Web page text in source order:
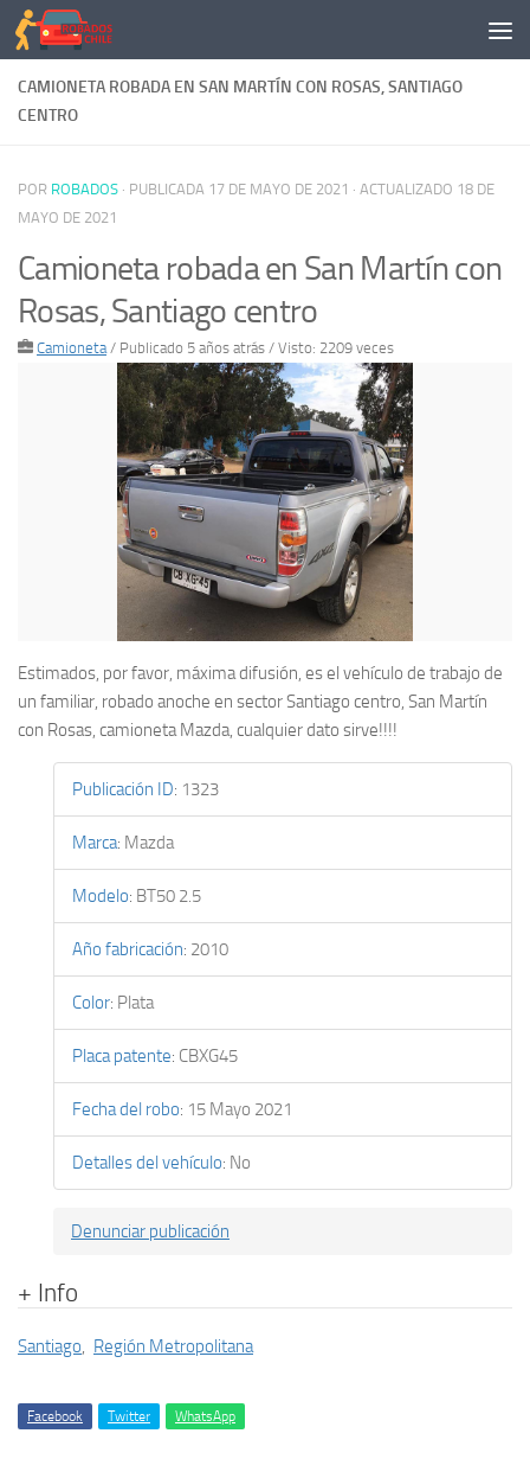
Saltar al contenido
CAMIONETA ROBADA EN SAN MARTÍN CON ROSAS, SANTIAGO
CENTRO
POR ROBADOS · PUBLICADA 17 DE MAYO DE 2021 · ACTUALIZADO 18 DE
MAYO DE 2021
Camioneta robada en San Martín con
Rosas, Santiago centro
Camioneta/ Publicado 5 años atrás / Visto: 2209 veces
Estimados, por favor, máxima difusión, es el vehículo de trabajo de
un familiar, robado anoche en sector Santiago centro, San Martín
con Rosas, camioneta Mazda, cualquier dato sirve!!!!
Publicación ID: 1323
Marca: Mazda
Modelo: BT50 2.5
Año fabricación: 2010
Color: Plata
Placa patente: CBXG45
Fecha del robo: 15 Mayo 2021
Detalles del vehículo: No
Denunciar publicación
+ Info
Santiago, Región Metropolitana
Facebook Twitter WhatsApp